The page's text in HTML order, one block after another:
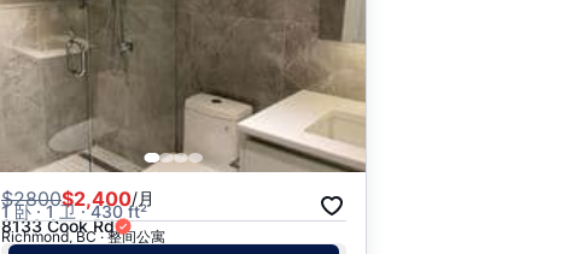
日期: 过往日期在前
价格 - $$$ 到 $
价格 - $ 到 $$$
$2800$2,400/月
1 卧 · 1 卫 · 430 ft²
8133 Cook Rd
Richmond, BC · 整间公寓